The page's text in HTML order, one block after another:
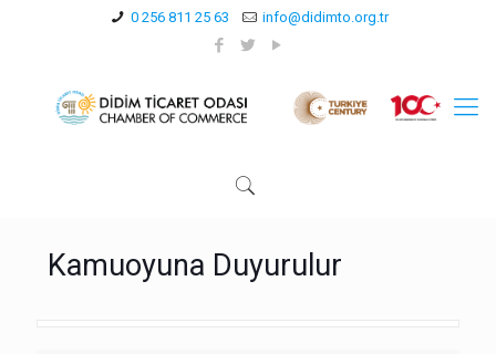
0 256 811 25 63 info@didimto.org.tr
Kamuoyuna Duyurulur